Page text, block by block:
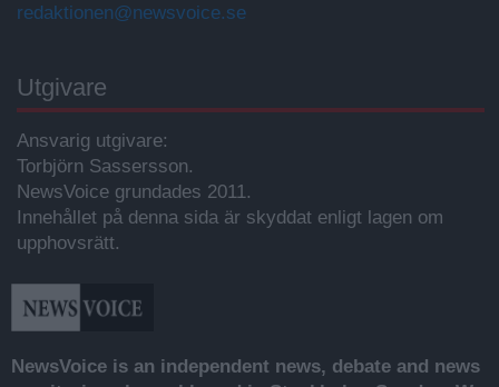
redaktionen@newsvoice.se
Utgivare
Ansvarig utgivare:
Torbjörn Sassersson.
NewsVoice grundades 2011.
Innehållet på denna sida är skyddat enligt lagen om
upphovsrätt.
NewsVoice is an independent news, debate and news